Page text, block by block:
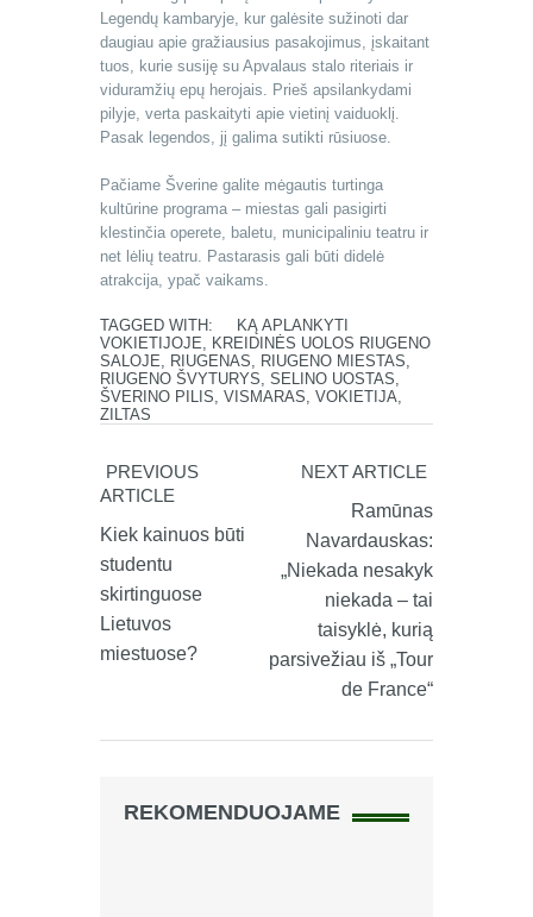
Legendų kambaryje, kur galėsite sužinoti dar
daugiau apie gražiausius pasakojimus, įskaitant
tuos, kurie susiję su Apvalaus stalo riteriais ir
viduramžių epų herojais. Prieš apsilankydami
pilyje, verta paskaityti apie vietinį vaiduoklį.
Pasak legendos, jį galima sutikti rūsiuose.
Pačiame Šverine galite mėgautis turtinga
kultūrine programa – miestas gali pasigirti
klestinčia operete, baletu, municipaliniu teatru ir
net lėlių teatru. Pastarasis gali būti didelė
atrakcija, ypač vaikams.
TAGGED WITH:
KĄ APLANKYTI
VOKIETIJOJE, KREIDINĖS UOLOS RIUGENO
SALOJE, RIUGENAS, RIUGENO MIESTAS,
RIUGENO ŠVYTURYS, SELINO UOSTAS,
ŠVERINO PILIS, VISMARAS, VOKIETIJA,
ZILTAS
PREVIOUS
ARTICLE
Kiek kainuos būti
studentu
skirtinguose
Lietuvos
miestuose?
NEXT ARTICLE
Ramūnas
Navardauskas:
„Niekada nesakyk
niekada – tai
taisyklė, kurią
parsivežiau iš „Tour
de France“
REKOMENDUOJAME